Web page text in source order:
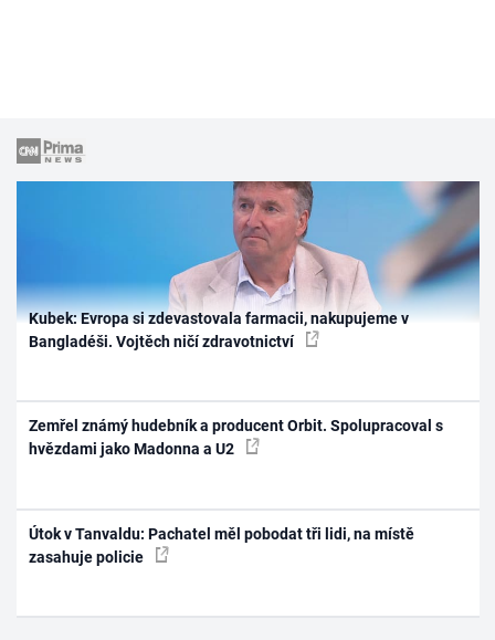
Kubek: Evropa si zdevastovala farmacii, nakupujeme v
Bangladéši. Vojtěch ničí zdravotnictví
Zemřel známý hudebník a producent Orbit. Spolupracoval s
hvězdami jako Madonna a U2
Útok v Tanvaldu: Pachatel měl pobodat tři lidi, na místě
zasahuje policie